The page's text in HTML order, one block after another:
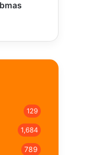
129
1,684
789